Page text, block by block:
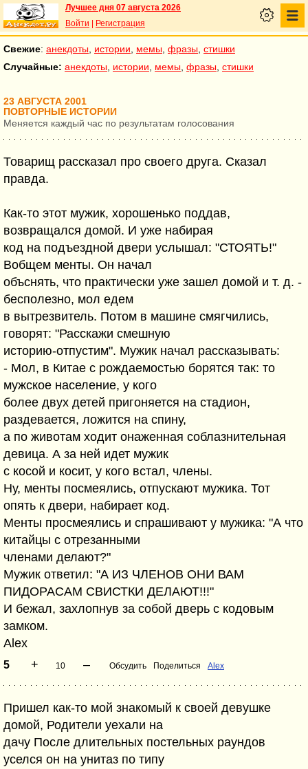
Лучшее дня 07 августа 2026
Войти
Регистрация
Свежие: анекдоты истории мемы фразы стишки
Случайные: анекдоты истории мемы фразы стишки
23 АВГУСТА 2001
ПОВТОРНЫЕ ИСТОРИИ
Меняется каждый час по результатам голосования
Товарищ рассказал про своего друга. Сказал
правда.
Как-то этот мужик, хорошенько поддав,
возвращался домой. И уже набирая
код на подъездной двери услышал: "СТОЯТЬ!"
Вобщем менты. Он начал
объснять, что практически уже зашел домой и т. д. -
бесполезно, мол едем
в вытрезвитель. Потом в машине смягчились,
говорят: "Расскажи смешную
историю-отпустим". Мужик начал рассказывать:
- Мол, в Китае с рождаемостью борятся так: то
мужское население, у кого
более двух детей пригоняется на стадион,
раздевается, ложится на спину,
а по животам ходит онаженная соблазнительная
девица. А за ней идет мужик
с косой и косит, у кого встал, члены.
Ну, менты посмеялись, отпускают мужика. Тот
опять к двери, набирает код.
Менты просмеялись и спрашивают у мужика: "А что
китайцы с отрезанными
членами делают?"
Мужик ответил: "А ИЗ ЧЛЕНОВ ОНИ ВАМ
ПИДОРАСАМ СВИСТКИ ДЕЛАЮТ!!!"
И бежал, захлопнув за собой дверь с кодовым
замком.
Alex
5 + 10 – Обсудить Поделиться Alex
Пришел как-то мой знакомый к своей девушке
домой, Родители уехали на
дачу После длительных постельных раундов
уселся он на унитаз по типу